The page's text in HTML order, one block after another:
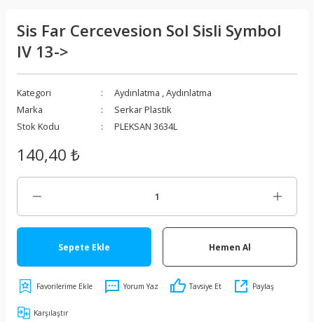
Sis Far Cercevesion Sol Sisli Symbol
IV 13->
Kategori Aydınlatma ,Aydınlatma
Marka
Serkar Plastik
Stok Kodu
PLEKSAN 3634L
140,40 ₺
Sepete Ekle Hemen Al
Yorum Yaz Tavsiye Et Paylaş
Karşılaştır